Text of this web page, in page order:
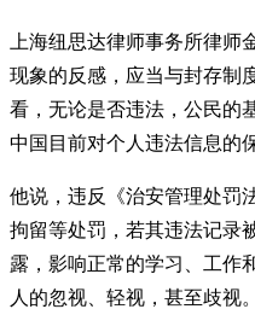
上海纽思达律师事务所律
现象的反感，应当与封存制
看，无论是否违法，公民的
中国目前对个人违法信息的
他说，违反《治安管理处罚
拘留等处罚，若其违法记录
露，影响正常的学习、工作
人的忽视、轻视，甚至歧视。